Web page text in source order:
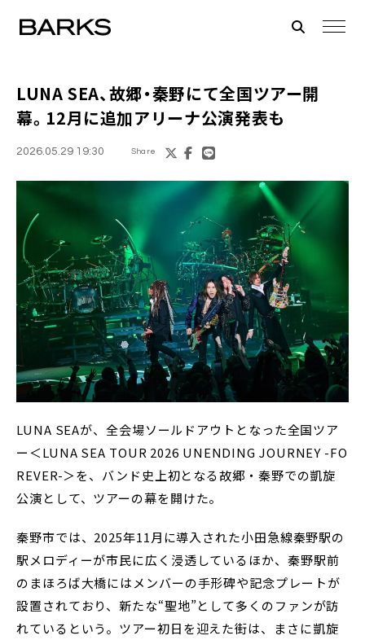
LUNA SEA、故郷・秦野にて全国ツアー開
幕。12月に追加アリーナ公演発表も
2026.05.29 19:30 Share
LUNA SEAが、全会場ソールドアウトとなった全国ツア
ー＜LUNA SEA TOUR 2026 UNENDING JOURNEY -FO
REVER-＞を、バンド史上初となる故郷・秦野での凱旋
公演として、ツアーの幕を開けた。
秦野市では、2025年11月に導入された小田急線秦野駅の
駅メロディーが市民に広く浸透しているほか、秦野駅前
のまほろば大橋にはメンバーの手形碑や記念プレートが
設置されており、新たな“聖地”として多くのファンが訪
れているという。ツアー初日を迎えた街は、まさに凱旋